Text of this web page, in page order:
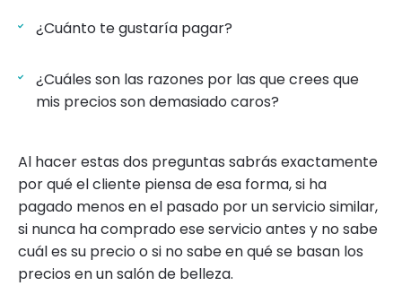
¿Cuánto te gustaría pagar?
¿Cuáles son las razones por las que crees que
mis precios son demasiado caros?
Al hacer estas dos preguntas sabrás exactamente
por qué el cliente piensa de esa forma, si ha
pagado menos en el pasado por un servicio similar,
si nunca ha comprado ese servicio antes y no sabe
cuál es su precio o si no sabe en qué se basan los
precios en un salón de belleza.